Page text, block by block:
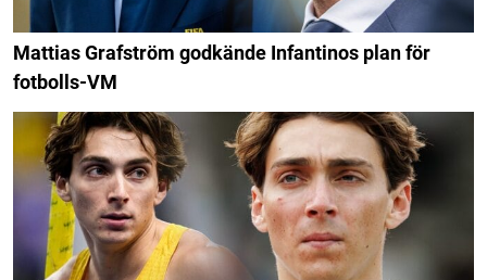
Mattias Grafström godkände Infantinos plan för
fotbolls-VM